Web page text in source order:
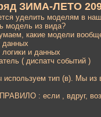
ЗИМА-ЛЕТО
уделить моделям в
модель из вида?
какие модели
данных
и данных
( диспатч событий )
тип (в). Мы из
: если , вдруг,